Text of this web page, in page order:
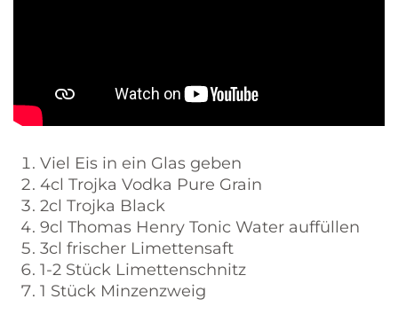
Viel Eis in ein Glas geben
4cl Trojka Vodka Pure Grain
2cl Trojka Black
9cl Thomas Henry Tonic Water auffüllen
3cl frischer Limettensaft
1-2 Stück Limettenschnitz
1 Stück Minzenzweig